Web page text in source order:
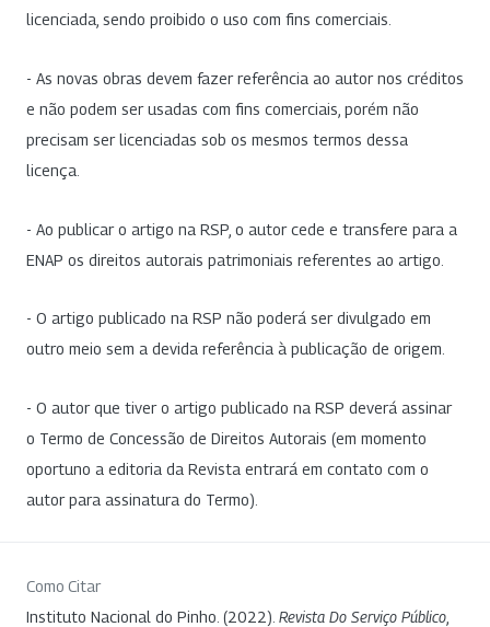
licenciada, sendo proibido o uso com fins comerciais.
- As novas obras devem fazer referência ao autor nos créditos
e não podem ser usadas com fins comerciais, porém não
precisam ser licenciadas sob os mesmos termos dessa
licença.
- Ao publicar o artigo na RSP, o autor cede e transfere para a
ENAP os direitos autorais patrimoniais referentes ao artigo.
- O artigo publicado na RSP não poderá ser divulgado em
outro meio sem a devida referência à publicação de origem.
- O autor que tiver o artigo publicado na RSP deverá assinar
o Termo de Concessão de Direitos Autorais (em momento
oportuno a editoria da Revista entrará em contato com o
autor para assinatura do Termo).
Como Citar
Instituto Nacional do Pinho. (2022). Revista Do Serviço Público